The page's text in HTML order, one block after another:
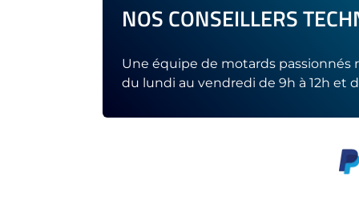
NOS CONSEILLERS
Une équipe de motards passionnés
du lundi au vendredi de 9h à 12h et